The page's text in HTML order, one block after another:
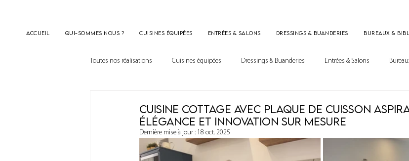
Accueil Qui-sommes nous ? Cuisines équipées Entrées & Salons Dressings & Buanderies Bureaux &
Toutes nos réalisations Cuisines équipées Dressings & Buanderies Entrées & Salons
Cuisine cottage avec plaque de cuisson
Élégance et innovation sur mesure
Dernière mise à jour : 18 oct. 2025